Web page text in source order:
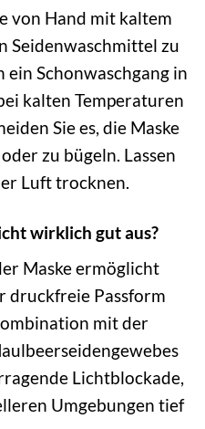
von Hand mit kaltem
Seidenwaschmittel zu
Schonwaschgang in
kalten Temperaturen
Sie es, die Maske
zu bügeln. Lassen
Luft trocknen.
wirklich gut aus?
Maske ermöglicht
druckfreie Passform
mit der
Lichtblockade,
Umgebungen tief